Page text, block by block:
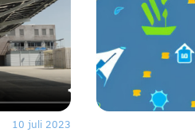
10 juli 2023